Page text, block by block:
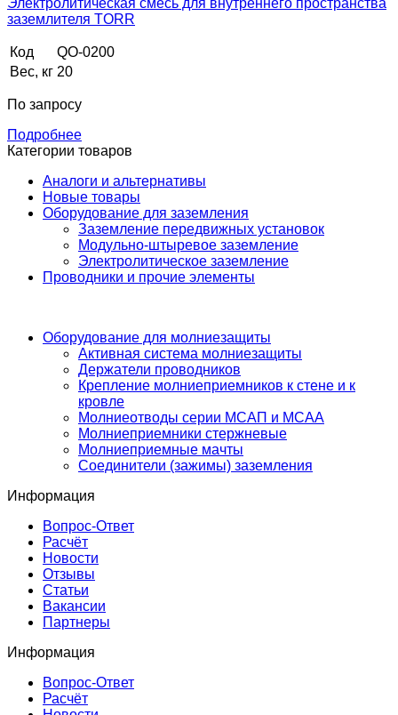
заземлителя TORR
Код
QO-0200
Вес, кг 20
По запросу
Подробнее
Категории товаров
Аналоги и альтернативы
Новые товары
Оборудование для заземления
Заземление передвижных установок
Модульно-штыревое заземление
Электролитическое заземление
Проводники и прочие элементы
Оборудование для молниезащиты
Активная система молниезащиты
Держатели проводников
Крепление молниеприемников к стене и к
кровле
Молниеотводы серии МСАП и МСАА
Молниеприемники стержневые
Молниеприемные мачты
Соединители (зажимы) заземления
Информация
Вопрос-Ответ
Расчёт
Новости
Отзывы
Статьи
Вакансии
Партнеры
Информация
Вопрос-Ответ
Расчёт